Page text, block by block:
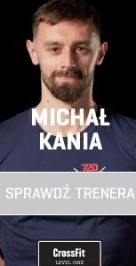
MICHAŁ
KANIA
SPRAWDŹ TRENERA